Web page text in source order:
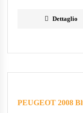
Dettaglio
PEUGEOT 2008